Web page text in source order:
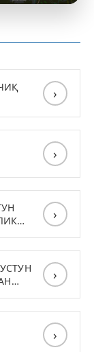
›
›
›
›
›